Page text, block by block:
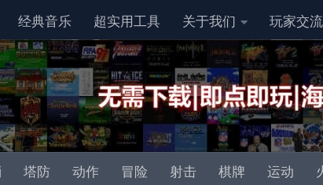
经典音乐 超实用工具 关于我们 玩家交流
塔防 动作 冒险 射击 棋牌 运动